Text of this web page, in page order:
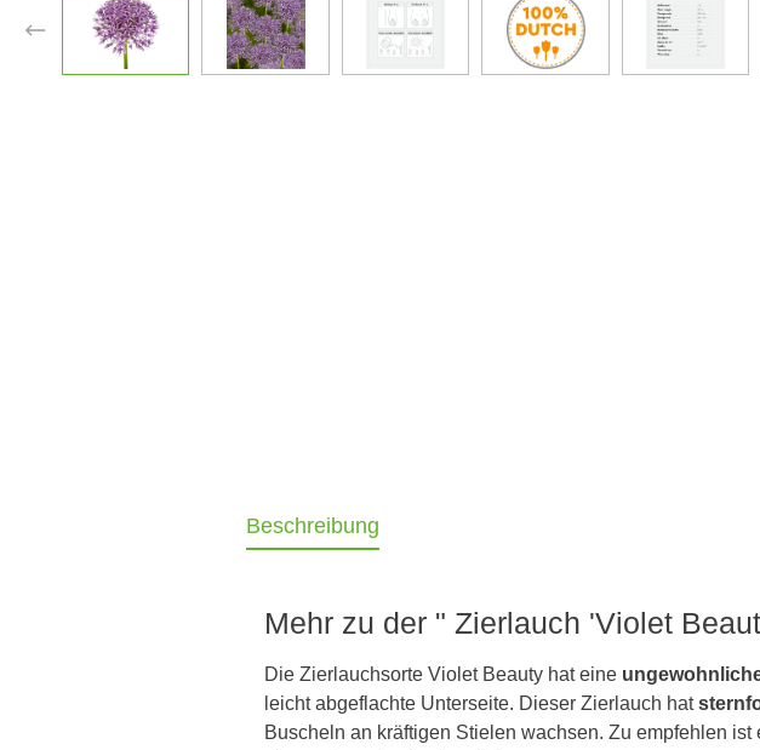
Beschreibung
Mehr zu der " Zierlauch 'Violet
Die Zierlauchsorte Violet Beauty hat eine
leicht abgeflachte Unterseite. Dieser Zierlauch hat
Buscheln an kräftigen Stielen wachsen. Zu empfehlen ist